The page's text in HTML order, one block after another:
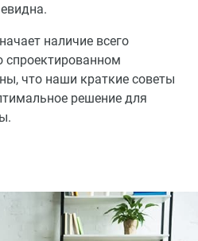
наличие всего
спроектированном
что наши краткие советы
решение для